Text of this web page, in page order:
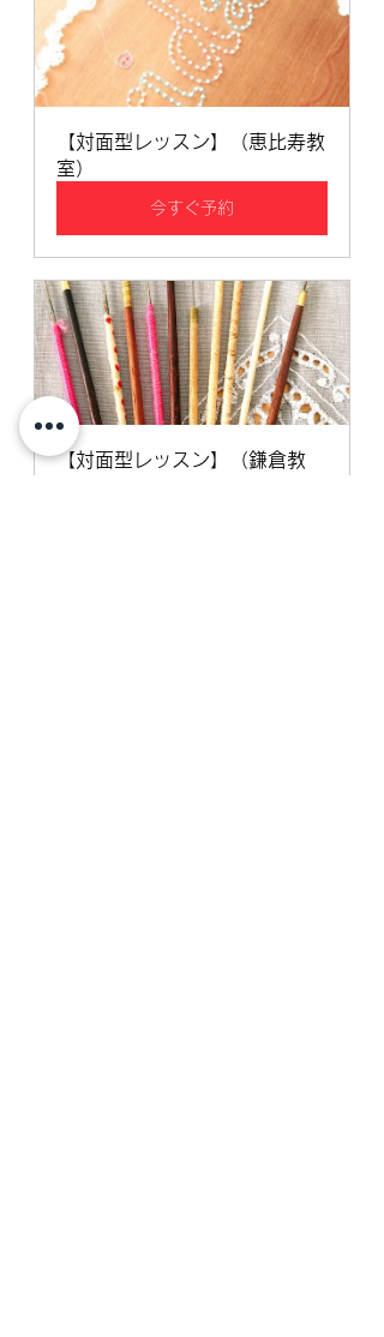
【対面型レッスン】（恵比寿教
室）
今すぐ予約
【対面型レッスン】（鎌倉教